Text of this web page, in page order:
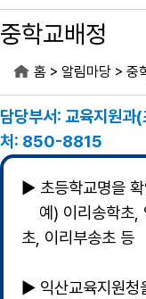
중학교배정
홈 > 알림마당 > 중
담당부서: 교육지원과
처: 850-8815
▶ 초등학교명을
예) 이리송학초,
초, 이리부송초 등
▶ 익산교육지원청